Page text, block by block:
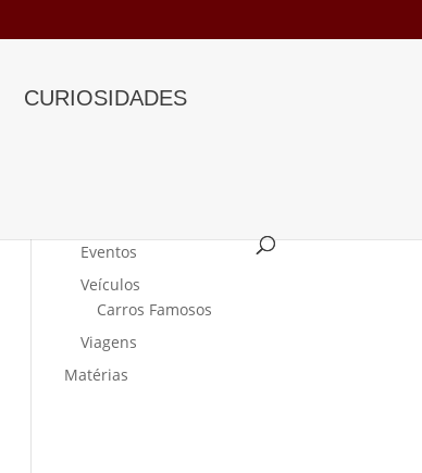
CURIOSIDADES
Eventos
Veículos
Carros Famosos
Viagens
Matérias